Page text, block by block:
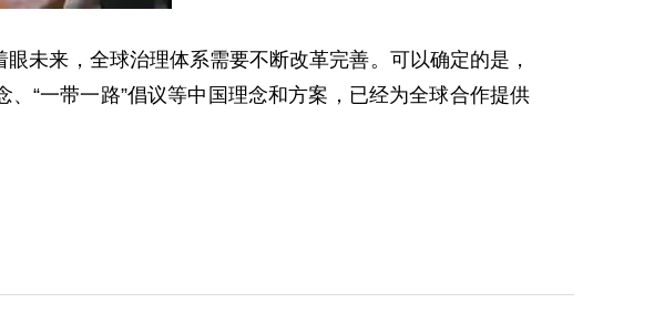
来，全球治理体系需要不断改革完善。可以确定的是，
“一带一路”倡议等中国理念和方案，已经为全球合作提供